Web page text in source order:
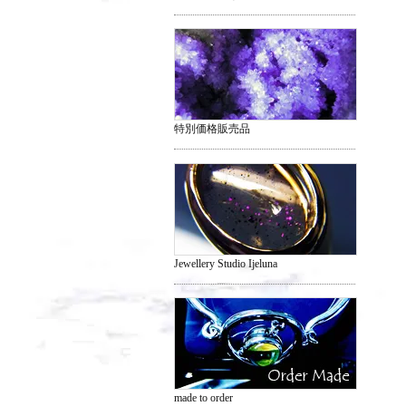
特別価格販売品
Jewellery Studio Ijeluna
made to order